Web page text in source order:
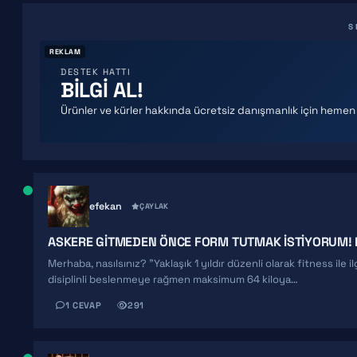
REKLAM
DESTEK HATTI
BİLGİ AL!
Ürünler ve kürler hakkında ücretsiz danışmanlık için
efekan ÇAYLAK
ASKERE GITMEDEN ÖNCE FORM TUTMAK
Merhaba, nasılsınız? "Yaklaşık 1 yıldır düzenli olarak fitness
disiplinli beslenmeye rağmen maksimum 64 kiloya…
1 CEVAP 291